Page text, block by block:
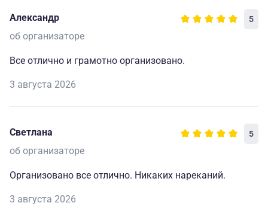
Александр 5
об организаторе
Все отлично и грамотно организовано.
3 августа 2026
Светлана 5
об организаторе
Организовано все отлично. Никаких нареканий.
3 августа 2026